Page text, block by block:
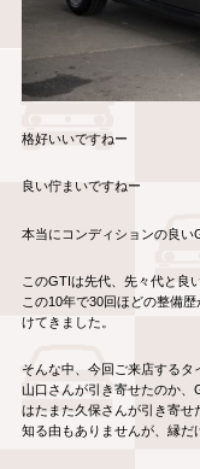
格好いいですねー
良い佇まいですねー
本当にコンディションの良い
このGTIは先代、先々代と良
この10年で30回ほどの整備
けてきました。
そんな中、今回ご来店するタ
山口さんが引き寄せたのか、
はたまた久保さんが引き寄せ
知る由もありませんが、縁だ